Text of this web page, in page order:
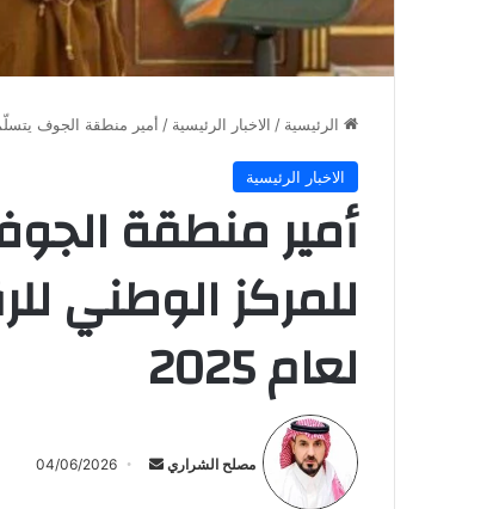
الرئيسية / الاخبار الرئيسية / أمير منطقة الجوف يتسلّم
الاخبار الرئيسية
أمير منطقة
للمركز الوطني
لعام 2025
مصلح الشراري
بريدا
04/06/2026